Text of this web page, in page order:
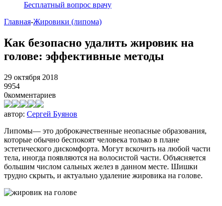
Бесплатный вопрос врачу
Главная-Жировики (липома)
Как безопасно удалить жировик на
голове: эффективные методы
29 октября 2018
9954
0комментариев
автор: Сергей Буянов
Липомы— это доброкачественные неопасные образования,
которые обычно беспокоят человека только в плане
эстетического дискомфорта. Могут вскочить на любой части
тела, иногда появляются на волосистой части. Объясняется
большим числом сальных желез в данном месте. Шишки
трудно скрыть, и актуально удаление жировика на голове.